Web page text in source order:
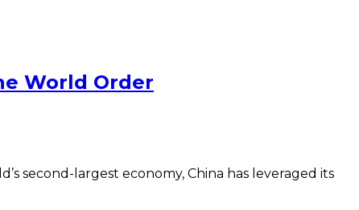
World Order
second-largest economy, China has leveraged its